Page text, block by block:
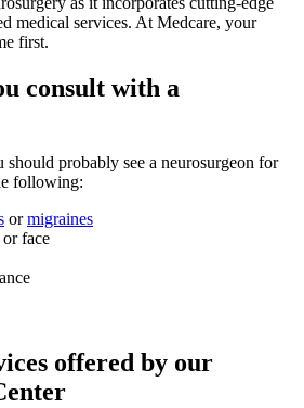
medical services. At Medcare, your
first.
consult with a
should probably see a neurosurgeon for
following:
ormigraines
face
offered by our